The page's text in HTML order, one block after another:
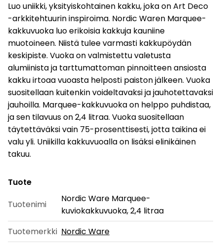
Luo uniikki, yksityiskohtainen kakku, joka on Art Deco
-arkkitehtuurin inspiroima. Nordic Waren Marquee-
kakkuvuoka luo erikoisia kakkuja kauniine
muotoineen. Niistä tulee varmasti kakkupöydän
keskipiste. Vuoka on valmistettu valetusta
alumiinista ja tarttumattoman pinnoitteen ansiosta
kakku irtoaa vuoasta helposti paiston jälkeen. Vuoka
suositellaan kuitenkin voideltavaksi ja jauhotettavaksi
jauhoilla. Marquee-kakkuvuoka on helppo puhdistaa,
ja sen tilavuus on 2,4 litraa. Vuoka suositellaan
täytettäväksi vain 75-prosenttisesti, jotta taikina ei
valu yli. Uniikilla kakkuvuoalla on lisäksi elinikäinen
takuu.
Tuote
Tuotenimi
Nordic Ware Marquee-
kuviokakkuvuoka, 2,4 litraa
Tuotemerkki Nordic Ware